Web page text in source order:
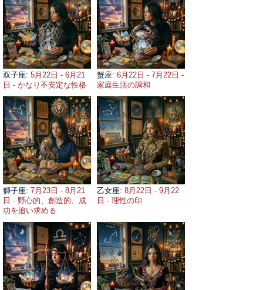
双子座: 5月22日 - 6月21
日 - かなり不安定な性格
蟹座: 6月22日 - 7月22日 -
家庭生活の調和
獅子座: 7月23日 - 8月21
日 - 野心的、創造的、成
功を追い求める
乙女座: 8月22日 - 9月22
日 - 理性の印